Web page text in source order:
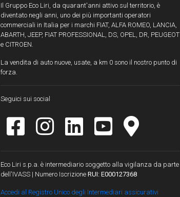
Il Gruppo Eco Liri, da quarant'anni attivo sul territorio, è
diventato negli anni, uno dei più importanti operatori
commerciali in Italia per i marchi FIAT, ALFA ROMEO, LANCIA,
ABARTH, JEEP, FIAT PROFESSIONAL, DS, OPEL, DR, PEUGEOT
e CITROEN.
La vendita di auto nuove, usate, a km 0 sono il nostro punto di
forza.
Seguici sui social
Eco Liri s.p.a. è intermediario soggetto alla vigilanza da parte
dell'IVASS | Numero Iscrizione RUI: E000127368
Accedi al Registro Unico degli Intermediari assicurativi